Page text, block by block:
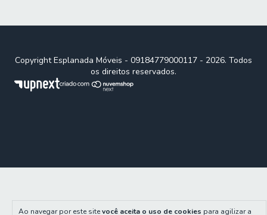
Ao navegar por este sitevocê aceita o uso de cookies para agilizar a
Copyright Esplanada Móveis - 09184779000117 - 2026. Todos
os direitos reservados.